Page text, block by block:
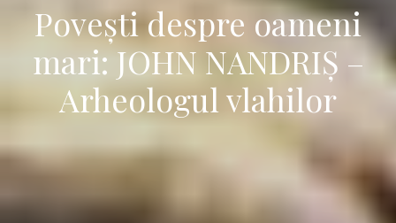
Povești despre oameni
mari: JOHN NANDRIȘ –
Arheologul vlahilor